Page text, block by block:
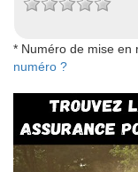
* Numéro de mise en
numéro ?